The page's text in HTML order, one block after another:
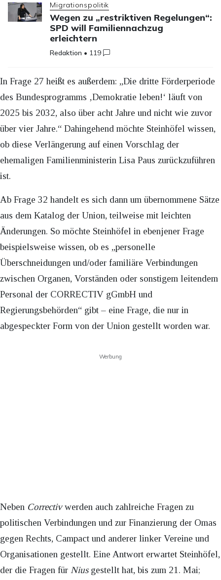
Migrationspolitik
Wegen zu „restriktiven Regelungen“:
SPD will Familiennachzug
erleichtern
Redaktion • 119
In Frage 27 heißt es außerdem: „Die dritte Förderperiode
des Bundesprogramms ‚Demokratie leben!‘ läuft von
2025 bis 2032, also über acht Jahre und nicht wie zuvor
über vier Jahre.“ Dahingehend möchte Steinhöfel wissen,
ob diese Verlängerung auf einen Vorschlag der
ehemaligen Familienministerin Lisa Paus zurückzuführen
ist.
Ab Frage 32 handelt es sich dann um übernommene Sätze
aus dem Katalog der Union, teilweise mit leichten
Änderungen. So möchte Steinhöfel in ebenjener Frage
beispielsweise wissen, ob es „personelle
Überschneidungen und/oder familiäre Verbindungen
zwischen Organen, Vorständen oder sonstigem leitendem
Personal der CORRECTIV gGmbH und
Regierungsbehörden“ gibt – eine Frage, die nur in
abgespeckter Form von der Union gestellt worden war.
Werbung
Neben Correctivwerden auch zahlreiche Fragen zu
politischen Verbindungen und zur Finanzierung der Omas
gegen Rechts, Campact und anderer linker Vereine und
Organisationen gestellt. Eine Antwort erwartet Steinhöfel,
der die Fragen für Niusgestellt hat, bis zum 21. Mai;